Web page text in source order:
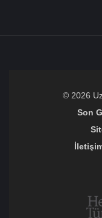
© 2026
Son